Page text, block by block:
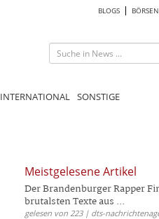
BLOGS
INTERNATIONAL SONSTIGE
Meistgelesene Artikel
Der Brandenburger Rapper
brutalsten Texte aus ...
gelesen von 223 | dts-